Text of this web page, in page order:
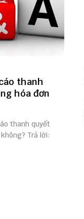
thanh
hóa đơn
thanh quyết
Trả lời: